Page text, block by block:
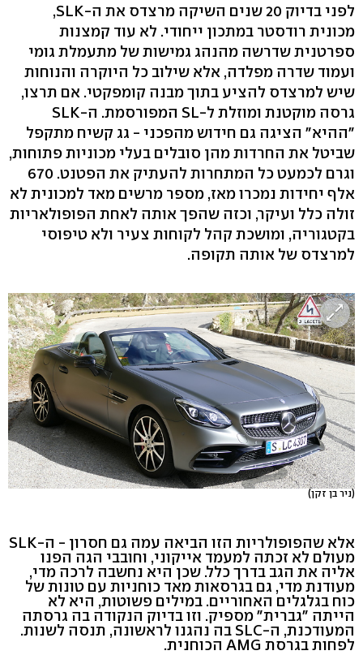
לפני בדיוק 20 שנים השיקה מרצדס את ה-SLK,
מכונית רודסטר במתכון ייחודי. לא עוד קמצנות
ספרטנית שדרשה מהנהג גמישות של מתעמלת גומי
ועמוד שדרה מפלדה, אלא שילוב כל היוקרה והנוחות
שיש למרצדס להציע בתוך מבנה קומפקטי. אם תרצו,
גרסה מוקטנת ומוזלת ל-SL המפורסמת. ה-SLK
"ההיא" הציגה גם חידוש מהפכני - גג קשיח מתקפל
שביטל את החרדות מהן סובלים בעלי מכוניות פתוחות,
וגרם לכמעט כל המתחרות להעתיק את הפטנט. 670
אלף יחידות נמכרו מאז, מספר מרשים מאד למכונית לא
זולה כלל ועיקר, וכזה שהפך אותה לאחת הפופולאריות
בקטגוריה, ומושכת קהל לקוחות צעיר ולא טיפוסי
למרצדס של אותה תקופה.
(ניר בן זקן)
אלא שהפופולריות הזו הביאה עמה גם חסרון - ה-SLK
מעולם לא זכתה למעמד אייקוני, וחובבי הגה הפנו
אליה את הגב בדרך כלל. שכן היא נחשבה לרכה מדי,
מעודנת מדי, גם בגרסאות מאד כוחניות עם טונות של
כוח בגלגלים האחוריים. במילים פשוטות, היא לא
הייתה "גברית" מספיק. וזו בדיוק הנקודה בה גרסתה
המעודכנת, ה-SLC בה נהגנו לראשונה, תנסה לשנות.
לפחות בגרסת AMG הכוחנית.